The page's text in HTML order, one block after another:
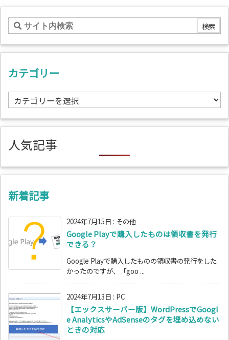
カテゴリー
カ
テ
ゴ
ー
人気記事
新着記事
2024年7月15日 : その他
Google Playで購入したものは領収書を発行
できる？
Google Playで購入したものの領収書の発行をした
かったのですが、「goo ...
2024年7月13日 : PC
【エックスサーバー版】WordPressでGoogl
e AnalyticsやAdSenseのタグを埋め込めない
ときの対応